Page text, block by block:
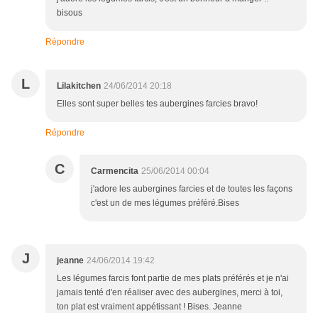
bisous
Répondre
L Lilakitchen 24/06/2014 20:18
Elles sont super belles tes aubergines farcies bravo!
Répondre
C Carmencita 25/06/2014 00:04
j'adore les aubergines farcies et de toutes les façons
c'est un de mes légumes préféré.Bises
J jeanne 24/06/2014 19:42
Les légumes farcis font partie de mes plats préférés et je n'ai
jamais tenté d'en réaliser avec des aubergines, merci à toi,
ton plat est vraiment appétissant ! Bises. Jeanne